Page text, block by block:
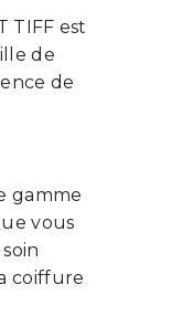
TIFF est
de
de
gamme
vous
coiffure